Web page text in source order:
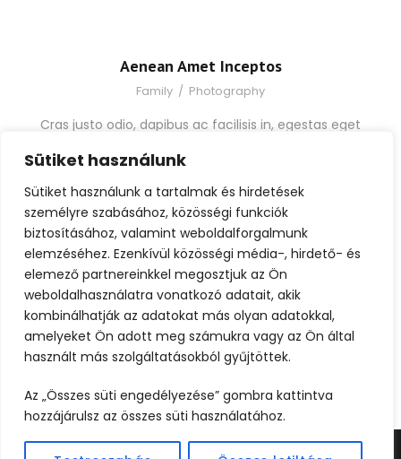
Sütiket használunk
Sütiket használunk a tartalmak és hirdetések
személyre szabásához, közösségi funkciók
biztosításához, valamint weboldalforgalmunk
elemzéséhez. Ezenkívül közösségi média-, hirdető- és
elemező partnereinkkel megosztjuk az Ön
weboldalhasználatra vonatkozó adatait, akik
kombinálhatják az adatokat más olyan adatokkal,
amelyeket Ön adott meg számukra vagy az Ön által
használt más szolgáltatásokból gyűjtöttek.
Az „Összes süti engedélyezése” gombra kattintva
hozzájárulsz az összes süti használatához.
Aenean Amet Inceptos
Family / Photography
Cras justo odio, dapibus ac facilisis in, egestas eget
leo risus, […]
Great Paris
Paris / Photography
Cras justo odio, dapibus ac facilisis in, egestas eget
quam. Nulla vitae elit libero, a pharetra augue. Morbi
leo risus, […]